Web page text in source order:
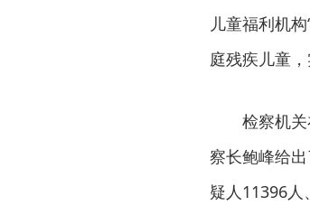
儿童福利机
庭残疾儿童
检察机
察长鲍峰给
疑人11396